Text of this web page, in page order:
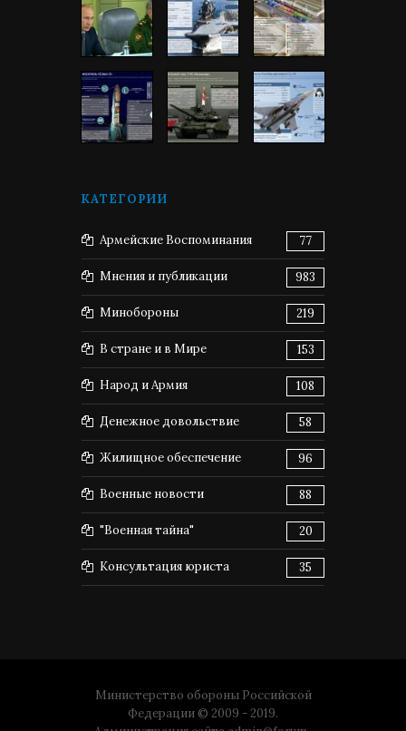
КАТЕГОРИИ
Армейские Воспоминания 77
Мнения и публикации 983
Минобороны 219
В стране и в Мире 153
Народ и Армия 108
Денежное довольствие 58
Жилищное обеспечение 96
Военные новости 88
"Военная тайна" 20
Консультация юриста 35
Министерство обороны Российской
Федерации © 2009 - 2019.